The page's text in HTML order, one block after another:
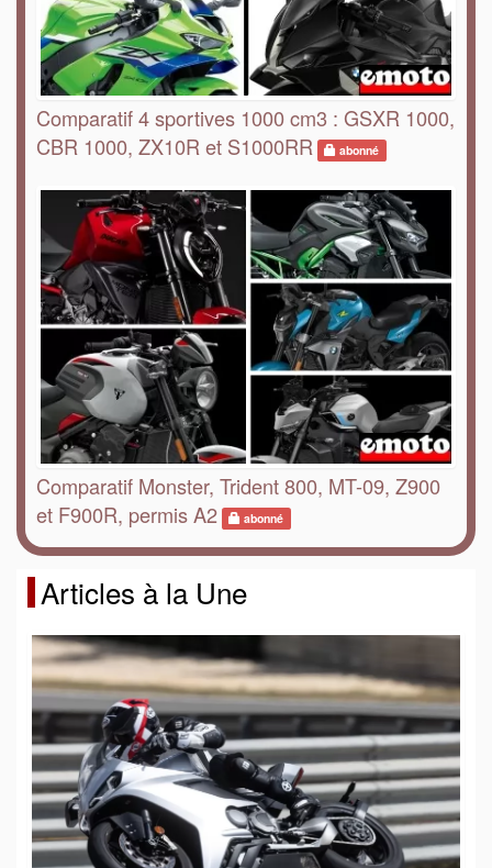
Comparatif 4 sportives 1000 cm3 : GSXR 1000,
CBR 1000, ZX10R et S1000RR
abonné
Comparatif Monster, Trident 800, MT-09, Z900
et F900R, permis A2
abonné
Articles à la Une